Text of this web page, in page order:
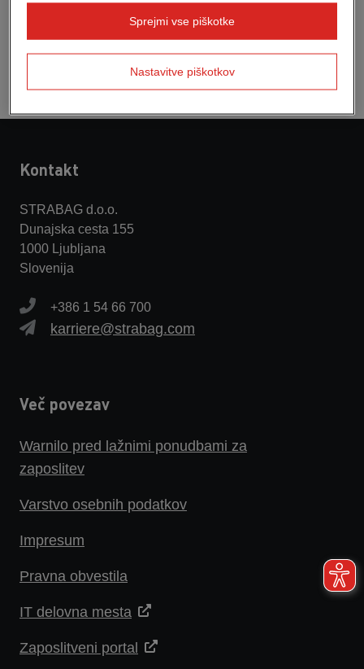
obveznost našega podjetja ali druga zadolžitev, v
kakršni koli obliki že, samo na podlagi razpoložljivih
informacij seveda izključena.
Kontakt
STRABAG d.o.o.
Dunajska cesta 155
1000 Ljubljana
Slovenija
+386 1 54 66 700
karriere@strabag.com
Več povezav
Warnilo pred lažnimi ponudbami za
zaposlitev
Varstvo osebnih podatkov
Impresum
Pravna obvestila
IT delovna mesta
Zaposlitveni portal
Sprejmi vse piškotke
Nastavitve piškotkov